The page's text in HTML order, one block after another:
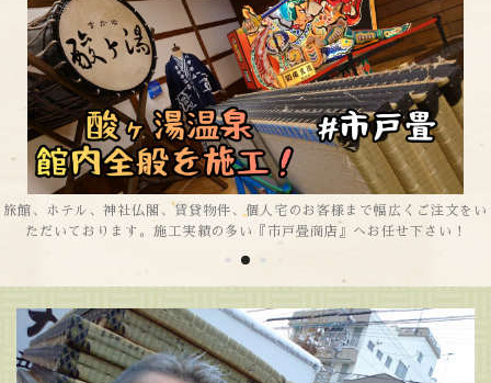
旅館、ホテル、神社仏閣、賃貸物件、個人宅のお客様まで幅広くご注文をい
ただいております。施工実績の多い『市戸畳商店』へお任せ下さい！